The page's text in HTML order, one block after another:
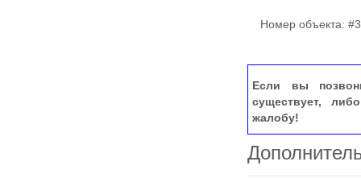
Номер объекта:
Если вы
существует,
жалобу!